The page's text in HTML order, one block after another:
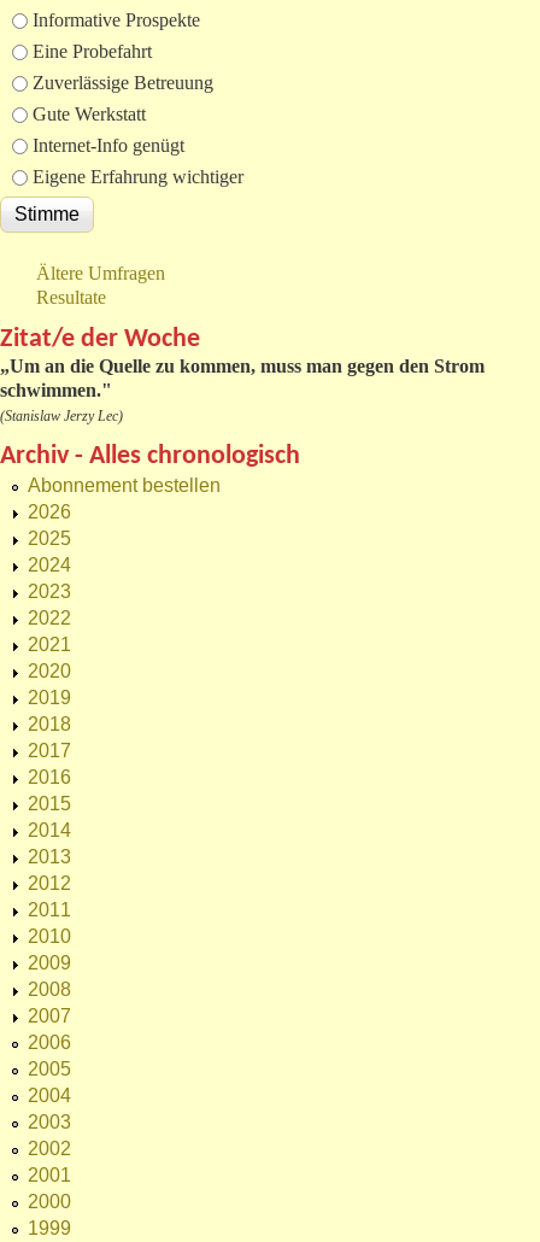
Informative Prospekte
Eine Probefahrt
Zuverlässige Betreuung
Gute Werkstatt
Internet-Info genügt
Eigene Erfahrung wichtiger
Ältere Umfragen
Resultate
Zitat/e der Woche
„Um an die Quelle zu kommen, muss man gegen den Strom
schwimmen."
(Stanislaw Jerzy Lec)
Archiv - Alles chronologisch
Abonnement bestellen
2026
2025
2024
2023
2022
2021
2020
2019
2018
2017
2016
2015
2014
2013
2012
2011
2010
2009
2008
2007
2006
2005
2004
2003
2002
2001
2000
1999